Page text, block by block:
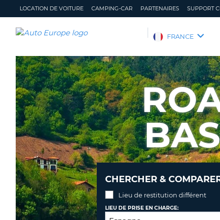
LOCATION DE VOITURE CAMPING-CAR PARTENAIRES SUPPORT
AUTO
FRANCE
LOCATION
DE
VOITURE
CAMPING-
CAR
PARTENAIRES
SUPPORT
CLIENT
MON
COMPTE
GÉRER
MA
RÉSERVATION
FRANCE
CHERCHER &
Lieu de restitution différent
LIEU DE PRISE EN CHARGE: